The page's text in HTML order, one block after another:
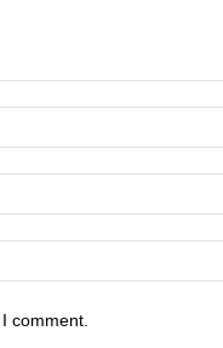
comment.